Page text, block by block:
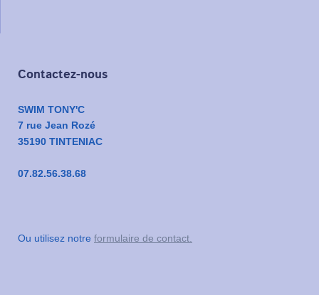
Contactez-nous
SWIM TONY'C
7 rue Jean Rozé
35190 TINTENIAC
07.82.56.38.68
Ou utilisez notre formulaire de contact.